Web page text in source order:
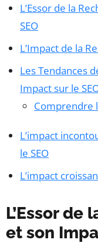
L’Essor de la
SEO
L’Impact de la
Les Tendances
Impact sur le
Comprendre
L’impact
le SEO
L’impact
L’Essor de
et son